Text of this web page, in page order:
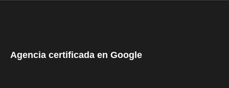
Agencia certificada en Google